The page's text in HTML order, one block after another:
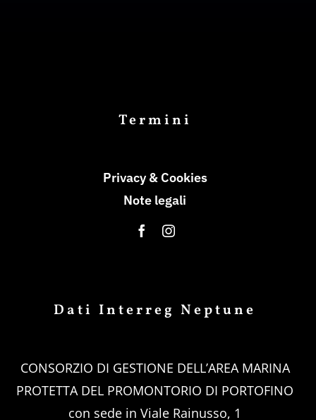
Termini
Privacy & Cookies
Note legali
Dati Interreg Neptune
CONSORZIO DI GESTIONE DELL’AREA MARINA
PROTETTA DEL PROMONTORIO DI PORTOFINO
con sede in Viale Rainusso, 1